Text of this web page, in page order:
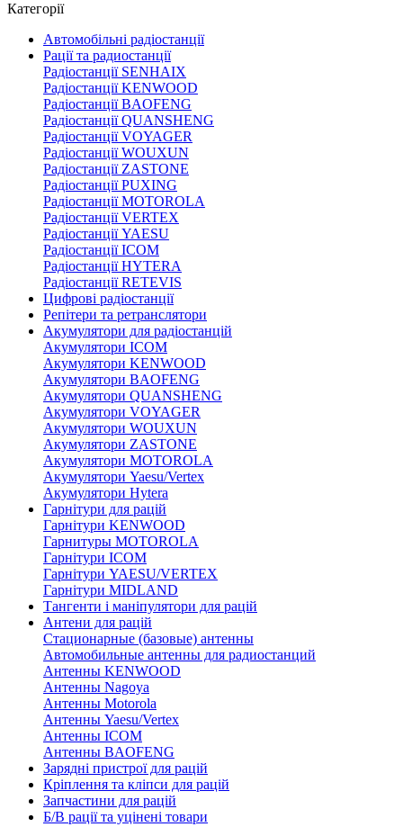
Категорії
Автомобільні радіостанції
Рації та радиостанції
Радіостанції SENHAIX
Радіостанції KENWOOD
Радіостанції BAOFENG
Радіостанції QUANSHENG
Радіостанції VOYAGER
Радіостанції WOUXUN
Радіостанції ZASTONE
Радіостанції PUXING
Радіостанції MOTOROLA
Радіостанції VERTEX
Радіостанції YAESU
Радіостанції ICOM
Радіостанції HYTERA
Радіостанції RETEVIS
Цифрові радіостанції
Репітери та ретранслятори
Акумулятори для радіостанцій
Акумулятори ICOM
Акумулятори KENWOOD
Акумулятори BAOFENG
Акумулятори QUANSHENG
Акумулятори VOYAGER
Акумулятори WOUXUN
Акумулятори ZASTONE
Акумулятори MOTOROLA
Акумулятори Yaesu/Vertex
Акумулятори Hytera
Гарнітури для рацій
Гарнітури KENWOOD
Гарнитуры MOTOROLA
Гарнітури ICOM
Гарнітури YAESU/VERTEX
Гарнітури MIDLAND
Тангенти і маніпулятори для рацій
Антени для рацій
Стационарные (базовые) антенны
Автомобильные антенны для радиостанций
Антенны KENWOOD
Антенны Nagoya
Антенны Motorola
Антенны Yaesu/Vertex
Антенны ICOM
Антенны BAOFENG
Зарядні пристрої для рацій
Кріплення та кліпси для рацій
Запчастини для рацій
Б/В рації та уцінені товари